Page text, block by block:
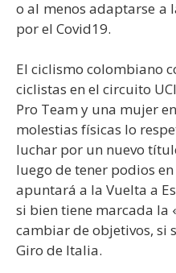
o al menos adaptarse a
por el Covid19.
El ciclismo colombiano
ciclistas en el circuito
Pro Team y una mujer
molestias físicas lo
luchar por un nuevo
luego de tener podios
apuntará a la Vuelta a
si bien tiene marcada la
cambiar de objetivos, si
Giro de Italia.